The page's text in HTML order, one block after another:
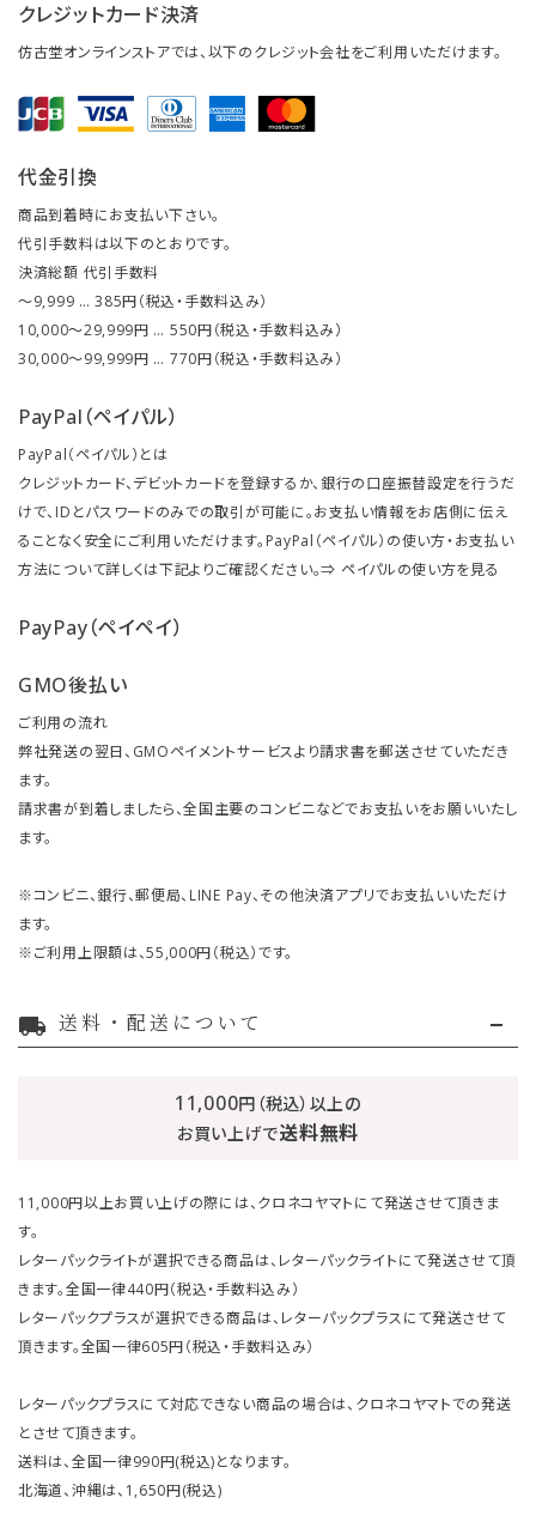
クレジットカード決済
仿古堂オンラインストアでは、以下のクレジット会社をご利用いただけます。
代金引換
商品到着時にお支払い下さい。
代引手数料は以下のとおりです。
決済総額 代引手数料
～9,999 … 385円（税込・手数料込み）
10,000～29,999円 … 550円（税込・手数料込み）
30,000～99,999円 … 770円（税込・手数料込み）
PayPal（ペイパル）
PayPal（ペイパル）とは
クレジットカード、デビットカードを登録するか、銀行の口座振替設定を行うだ
けで、IDとパスワードのみでの取引が可能に。お支払い情報をお店側に伝え
ることなく安全にご利用いただけます。PayPal（ペイパル）の使い方・お支払い
方法について詳しくは下記よりご確認ください。⇒ ペイパルの使い方を見る
PayPay（ペイペイ）
GMO後払い
ご利用の流れ
弊社発送の翌日、GMOペイメントサービスより請求書を郵送させていただき
ます。
請求書が到着しましたら、全国主要のコンビニなどでお支払いをお願いいたし
ます。
※コンビニ、銀行、郵便局、LINE Pay、その他決済アプリでお支払いいただけ
ます。
※ご利用上限額は、55,000円（税込）です。
local_shipping 送料・配送について
11,000円（税込）以上の
お買い上げで送料無料
11,000円以上お買い上げの際には、クロネコヤマトにて発送させて頂きま
す。
レターパックライトが選択できる商品は、レターパックライトにて発送させて頂
きます。全国一律440円（税込・手数料込み）
レターパックプラスが選択できる商品は、レターパックプラスにて発送させて
頂きます。全国一律605円（税込・手数料込み）
レターパックプラスにて対応できない商品の場合は、クロネコヤマトでの発送
とさせて頂きます。
送料は、全国一律990円(税込)となります。
北海道、沖縄は、1,650円(税込)